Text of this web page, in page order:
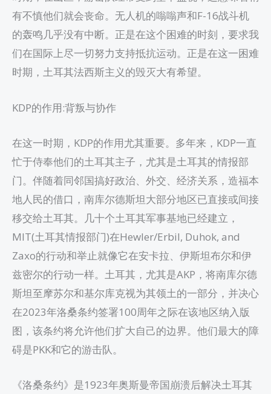
有不慎他们就会丧命。无人机的嗡嗡声和F-16战斗机
的轰鸣几乎没有中断。正是在这个困难的时刻，要求我
们在国际上尽一切努力支持抵抗运动。正是在这一困难
时期，土耳其法西斯主义的毁灭大有希望。
KDP的作用:背叛与协作
在这一时期，KDP的作用尤其重要。多年来，KDP一直
忙于侍奉他们的土耳其主子，尤其是土耳其的情报部
门。伴随着同邻国搞好政治、外交、经济关系，造福本
地人民的借口，南库尔德斯坦大部分地区已直接或间接
移交给土耳其。几十个土耳其军事基地已经建立，
MIT(土耳其情报部门)在Hewler/Erbil, Duhok, and
Zaxo的行动和举止就像它在安卡拉、伊斯坦布尔和伊
兹密尔的行动一样。土耳其，尤其是AKP，将南库尔德
斯坦至摩苏尔和基尔库克视为其领土的一部分，并决心
在2023年洛桑条约签署100周年之际在该地区纳入版
图，该条约将允许他们扩大自己的边界。他们最大的障
碍是PKK和它的游击队。
《洛桑条约》是1923年奥斯曼帝国崩溃后解决土耳其